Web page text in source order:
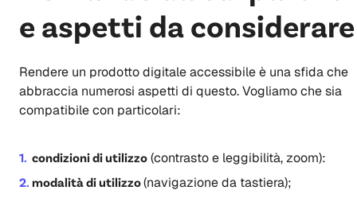
e aspetti da considerare
Rendere un prodotto digitale accessibile è una sfida che
abbraccia numerosi aspetti di questo. Vogliamo che sia
compatibile con particolari:
condizioni di utilizzo (contrasto e leggibilità, zoom):
modalità di utilizzo(navigazione da tastiera);